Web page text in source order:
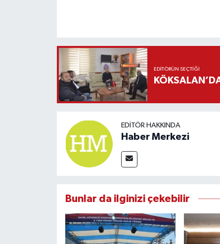
EDITÖRÜN SEÇTIĞI
EDITÖR HAKKINDA
Haber Merkezi
Bunlar da ilginizi çekebilir